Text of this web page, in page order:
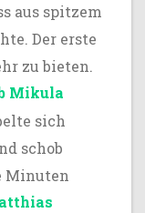
aus spitzem
Der erste
zu bieten.
Mikula
sich
schob
Minuten